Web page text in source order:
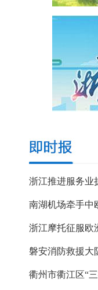
南湖机场牵手中
浙江摩托征服欧
磐安消防救援大
衢州市衢江区“